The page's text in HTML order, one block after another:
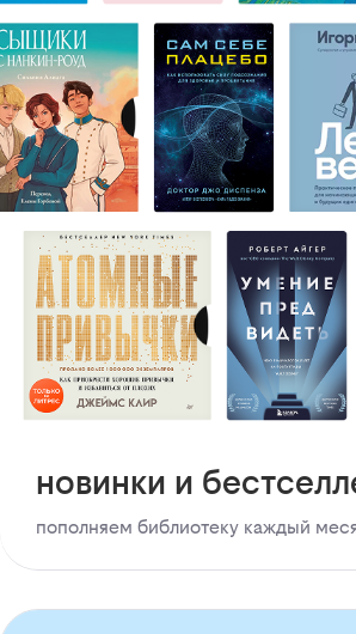
новинки и
пополняем библиотеку каждый